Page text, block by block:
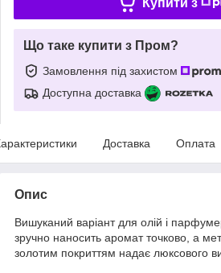
Що таке купити з Пром?
Замовлення під захистом
Доступна доставка
Доставка Оплата
Опис
Вишуканий варіант для олій і
зручно наносить аромат точково, а
золотим покриттям надає люксового